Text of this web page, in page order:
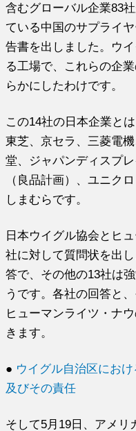
含むグローバル企業83
ている中国のサプライ
告書を出しました。ウ
る工場で、これらの企
らかにしたわけです。
この14社の日本企業と
東芝、京セラ、三菱電
堂、ジャパンディスプ
（良品計画）、ユニク
しまむらです。
日本ウイグル協会とヒ
社に対して質問状を出
答で、その他の13社は
うです。各社の回答と
ヒューマンライツ・ナ
きます。
● ウイグル自治区にお
及びその責任
そして5月19日、アメリ